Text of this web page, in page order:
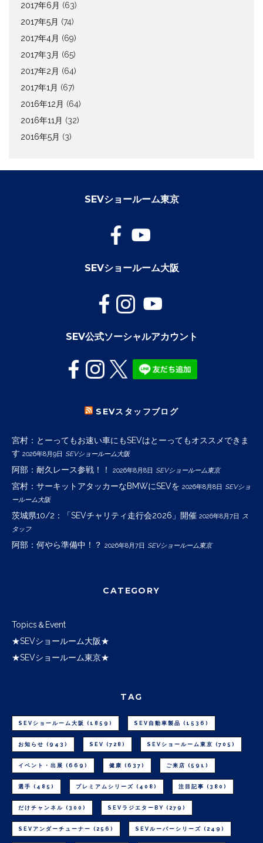
2017年6月 (63)
2017年5月 (74)
2017年4月 (69)
2017年3月 (65)
2017年2月 (64)
2017年1月 (67)
2016年12月 (64)
2016年11月 (32)
2016年5月 (3)
SEVショールーム東京
SEVショールーム大阪
SEV公式ソーシャルアカウント
SEVスタッフブログ
宮村：とーってもお速い車にもSEVはとーってもオススメできま
す 2026年8月9日 SEVショールーム大阪
阿部：耐久レース参戦！！ 2026年8月8日 SEVショールーム東京
宮村：サーキットアタッカーなBMWにSEVを 2026年8月8日 SEVショ
ールーム大阪
茨城県10/2：「SEVチャリティ走行会2026」開催 2026年8月7日 ス
タッフ
阿部：何やら準備中！？ 2026年8月7日 SEVショールーム東京
CATEGORY
Topics＆Event
★SEVショールーム大阪★
★SEVショールーム東京★
TAG
SEVショールーム大阪 (1859) SEV自動車製品 (1536)
お知らせ (943) SEV (728) SEVショールーム東京 (705)
イベント・出展 (669) 健康 (637) ご来店 (591)
選手 (485) プレミアムシリーズ (408) 注目記事 (380)
だけチャンネル (300) SEVラジエターBY (279)
SEVアンダーチューナー (256) SEVルーパーシリーズ (249)